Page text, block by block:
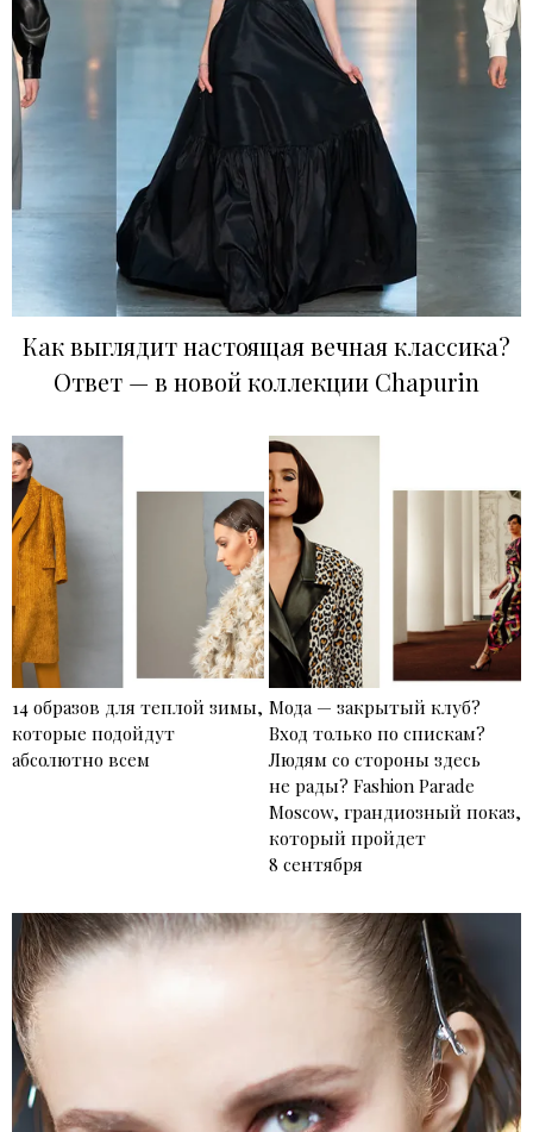
Как выглядит настоящая вечная классика?
Ответ — в новой коллекции Chapurin
14 образов для теплой зимы,
которые подойдут
абсолютно всем
Мода — закрытый клуб?
Вход только по спискам?
Людям со стороны здесь
не рады? Fashion Parade
Moscow, грандиозный показ,
который пройдет
8 сентября